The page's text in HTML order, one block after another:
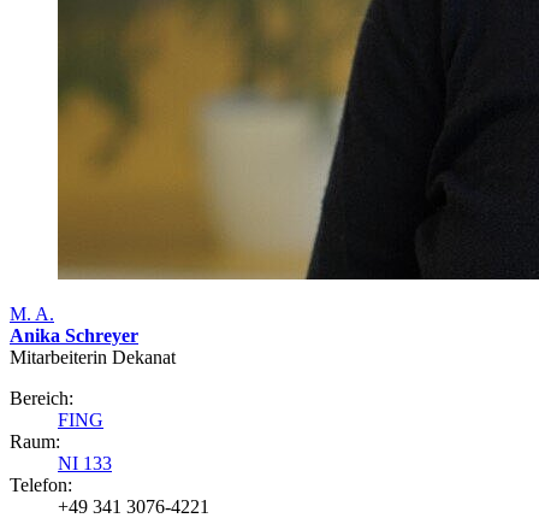
M. A.
Anika Schreyer
Mitarbeiterin Dekanat
Bereich:
FING
Raum:
NI 133
Telefon:
+49 341 3076-4221